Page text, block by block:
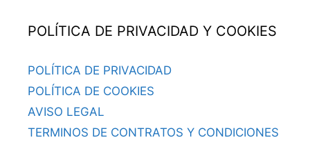
POLÍTICA DE PRIVACIDAD Y COOKIES
POLÍTICA DE PRIVACIDAD
POLÍTICA DE COOKIES
AVISO LEGAL
TERMINOS DE CONTRATOS Y CONDICIONES